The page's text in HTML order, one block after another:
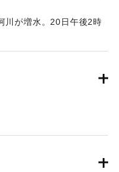
川が増水。20日午後2時
かの2階建ての家へ避難
日朝刊2面】